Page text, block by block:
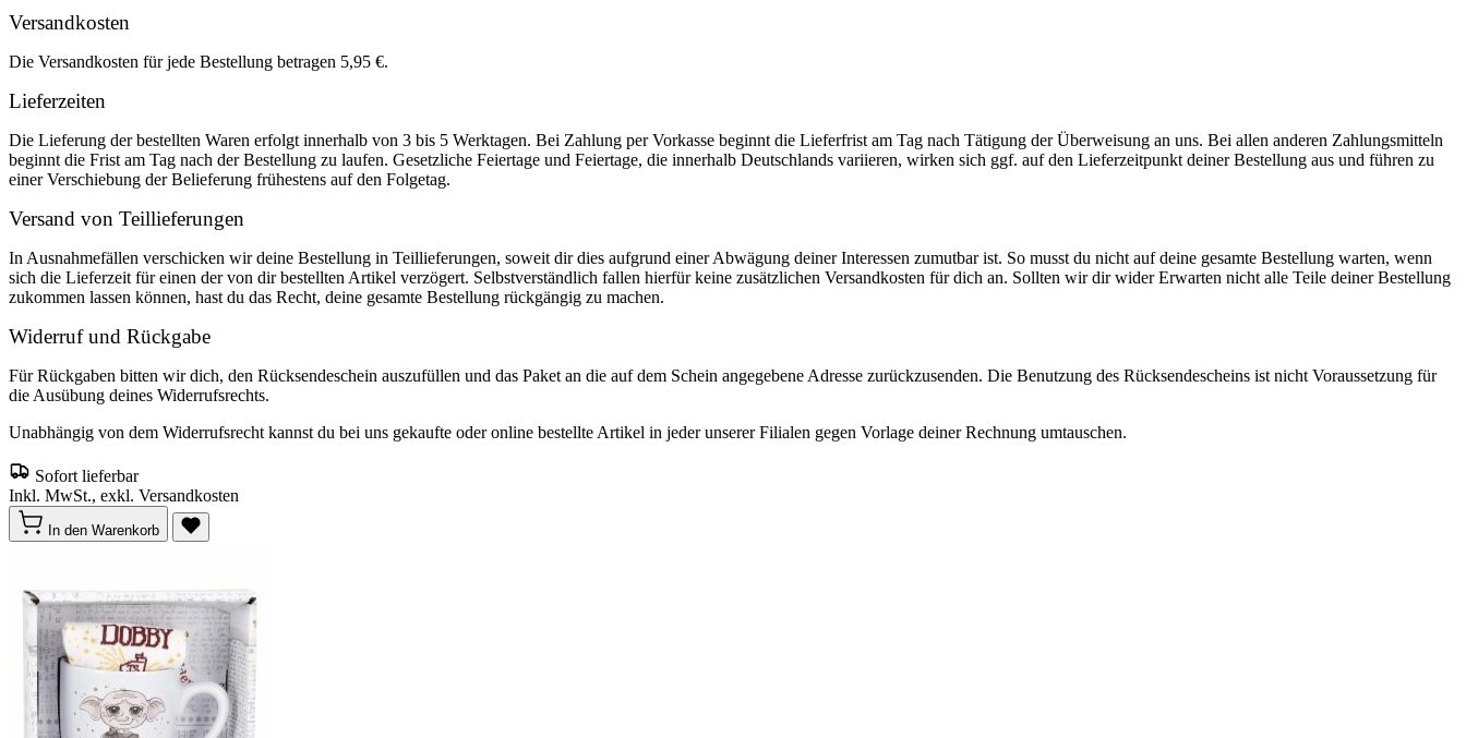
Versandkosten
Die Versandkosten für jede Bestellung betragen 5,95 €.
Lieferzeiten
Die Lieferung der bestellten Waren erfolgt innerhalb von 3 bis 5 Werktagen. Bei Zahlung per Vorkasse beginnt die Lieferfrist am Tag nach Tätigung der Überweisung an uns. Bei allen anderen Zahlungsmitteln
beginnt die Frist am Tag nach der Bestellung zu laufen. Gesetzliche Feiertage und Feiertage, die innerhalb Deutschlands variieren, wirken sich ggf. auf den Lieferzeitpunkt deiner Bestellung aus und führen zu
einer Verschiebung der Belieferung frühestens auf den Folgetag.
Versand von Teillieferungen
In Ausnahmefällen verschicken wir deine Bestellung in Teillieferungen, soweit dir dies aufgrund einer Abwägung deiner Interessen zumutbar ist. So musst du nicht auf deine gesamte Bestellung warten, wenn
sich die Lieferzeit für einen der von dir bestellten Artikel verzögert. Selbstverständlich fallen hierfür keine zusätzlichen Versandkosten für dich an. Sollten wir dir wider Erwarten nicht alle Teile deiner Bestellung
zukommen lassen können, hast du das Recht, deine gesamte Bestellung rückgängig zu machen.
Widerruf und Rückgabe
Für Rückgaben bitten wir dich, den Rücksendeschein auszufüllen und das Paket an die auf dem Schein angegebene Adresse zurückzusenden. Die Benutzung des Rücksendescheins ist nicht Voraussetzung für
die Ausübung deines Widerrufsrechts.
Unabhängig von dem Widerrufsrecht kannst du bei uns gekaufte oder online bestellte Artikel in jeder unserer Filialen gegen Vorlage deiner Rechnung umtauschen.
Sofort lieferbar
Inkl. MwSt., exkl. Versandkosten
In den Warenkorb